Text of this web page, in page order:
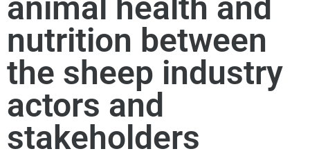
animal health and
nutrition between
the sheep industry
actors and
stakeholders